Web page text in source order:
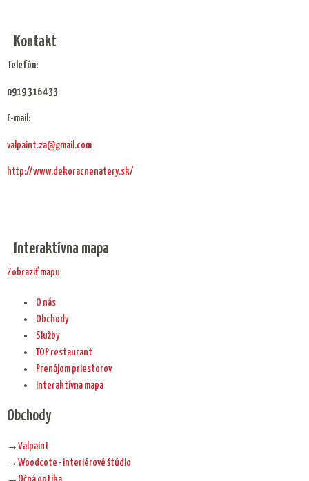
Kontakt
Telefón:
0919 316 433
E-mail:
valpaint.za@gmail.com
http://www.dekoracnenatery.sk/
Interaktívna mapa
Zobraziť mapu
O nás
Obchody
Služby
TOP restaurant
Prenájom priestorov
Interaktívna mapa
Obchody
→ Valpaint
→ Woodcote - interiérové štúdio